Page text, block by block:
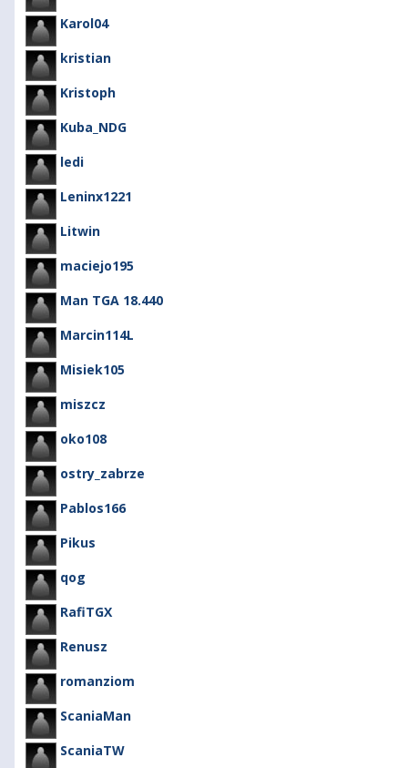
Karol04
kristian
Kristoph
Kuba_NDG
ledi
Leninx1221
Litwin
maciejo195
Man TGA 18.440
Marcin114L
Misiek105
miszcz
oko108
ostry_zabrze
Pablos166
Pikus
qog
RafiTGX
Renusz
romanziom
ScaniaMan
ScaniaTW